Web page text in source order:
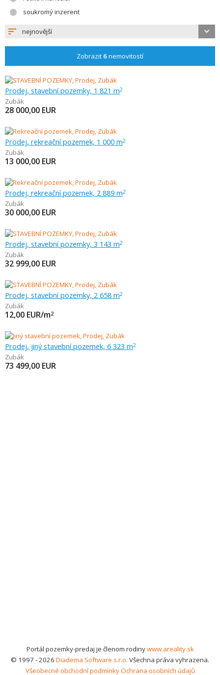
soukromý inzerent
nejnovější
Zobrazit 6nemovitostí
Prodej, stavební pozemky, 1 821 m2
Zubák
28 000,00 EUR
Prodej, rekreační pozemek, 1 000 m2
Zubák
13 000,00 EUR
Prodej, rekreační pozemek, 2 889 m2
Zubák
30 000,00 EUR
Prodej, stavební pozemky, 3 143 m2
Zubák
32 999,00 EUR
Prodej, stavební pozemky, 2 658 m2
Zubák
12,00 EUR/m2
Prodej, jiný stavební pozemek, 6 323 m2
Zubák
73 499,00 EUR
Portál pozemky-predaj je členom rodinywww.areality.sk
© 1997 - 2026 Diadema Software s.r.o. Všechna práva vyhrazena.
Všeobecné obchodní podmínkyOchrana osobních údajů